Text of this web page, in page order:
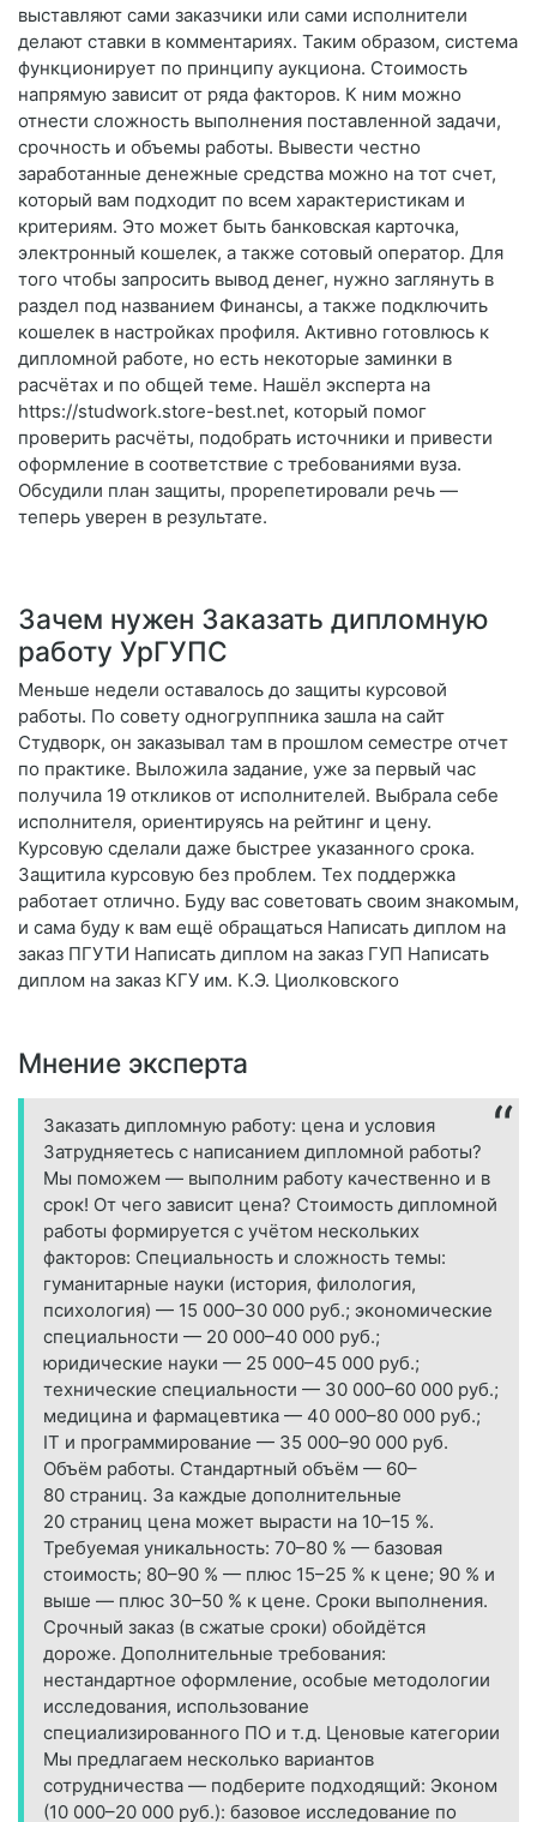
выставляют сами заказчики или сами исполнители
делают ставки в комментариях. Таким образом, система
функционирует по принципу аукциона. Стоимость
напрямую зависит от ряда факторов. К ним можно
отнести сложность выполнения поставленной задачи,
срочность и объемы работы. Вывести честно
заработанные денежные средства можно на тот счет,
который вам подходит по всем характеристикам и
критериям. Это может быть банковская карточка,
электронный кошелек, а также сотовый оператор. Для
того чтобы запросить вывод денег, нужно заглянуть в
раздел под названием Финансы, а также подключить
кошелек в настройках профиля. Активно готовлюсь к
дипломной работе, но есть некоторые заминки в
расчётах и по общей теме. Нашёл эксперта на
https://studwork.store-best.net, который помог
проверить расчёты, подобрать источники и привести
оформление в соответствие с требованиями вуза.
Обсудили план защиты, прорепетировали речь —
теперь уверен в результате.
Зачем нужен Заказать дипломную
работу УрГУПС
Меньше недели оставалось до защиты курсовой
работы. По совету одногруппника зашла на сайт
Студворк, он заказывал там в прошлом семестре отчет
по практике. Выложила задание, уже за первый час
получила 19 откликов от исполнителей. Выбрала себе
исполнителя, ориентируясь на рейтинг и цену.
Курсовую сделали даже быстрее указанного срока.
Защитила курсовую без проблем. Тех поддержка
работает отлично. Буду вас советовать своим знакомым,
и сама буду к вам ещё обращаться Написать диплом на
заказ ПГУТИ Написать диплом на заказ ГУП Написать
диплом на заказ КГУ им. К.Э. Циолковского
Мнение эксперта
Заказать дипломную работу: цена и условия
Затрудняетесь с написанием дипломной работы?
Мы поможем — выполним работу качественно и в
срок! От чего зависит цена? Стоимость дипломной
работы формируется с учётом нескольких
факторов: Специальность и сложность темы:
гуманитарные науки (история, филология,
психология) — 15 000–30 000 руб.; экономические
специальности — 20 000–40 000 руб.;
юридические науки — 25 000–45 000 руб.;
технические специальности — 30 000–60 000 руб.;
медицина и фармацевтика — 40 000–80 000 руб.;
IT и программирование — 35 000–90 000 руб.
Объём работы. Стандартный объём — 60–
80 страниц. За каждые дополнительные
20 страниц цена может вырасти на 10–15 %.
Требуемая уникальность: 70–80 % — базовая
стоимость; 80–90 % — плюс 15–25 % к цене; 90 % и
выше — плюс 30–50 % к цене. Сроки выполнения.
Срочный заказ (в сжатые сроки) обойдётся
дороже. Дополнительные требования:
нестандартное оформление, особые методологии
исследования, использование
специализированного ПО и т. д. Ценовые категории
Мы предлагаем несколько вариантов
сотрудничества — подберите подходящий: Эконом
(10 000–20 000 руб.): базовое исследование по